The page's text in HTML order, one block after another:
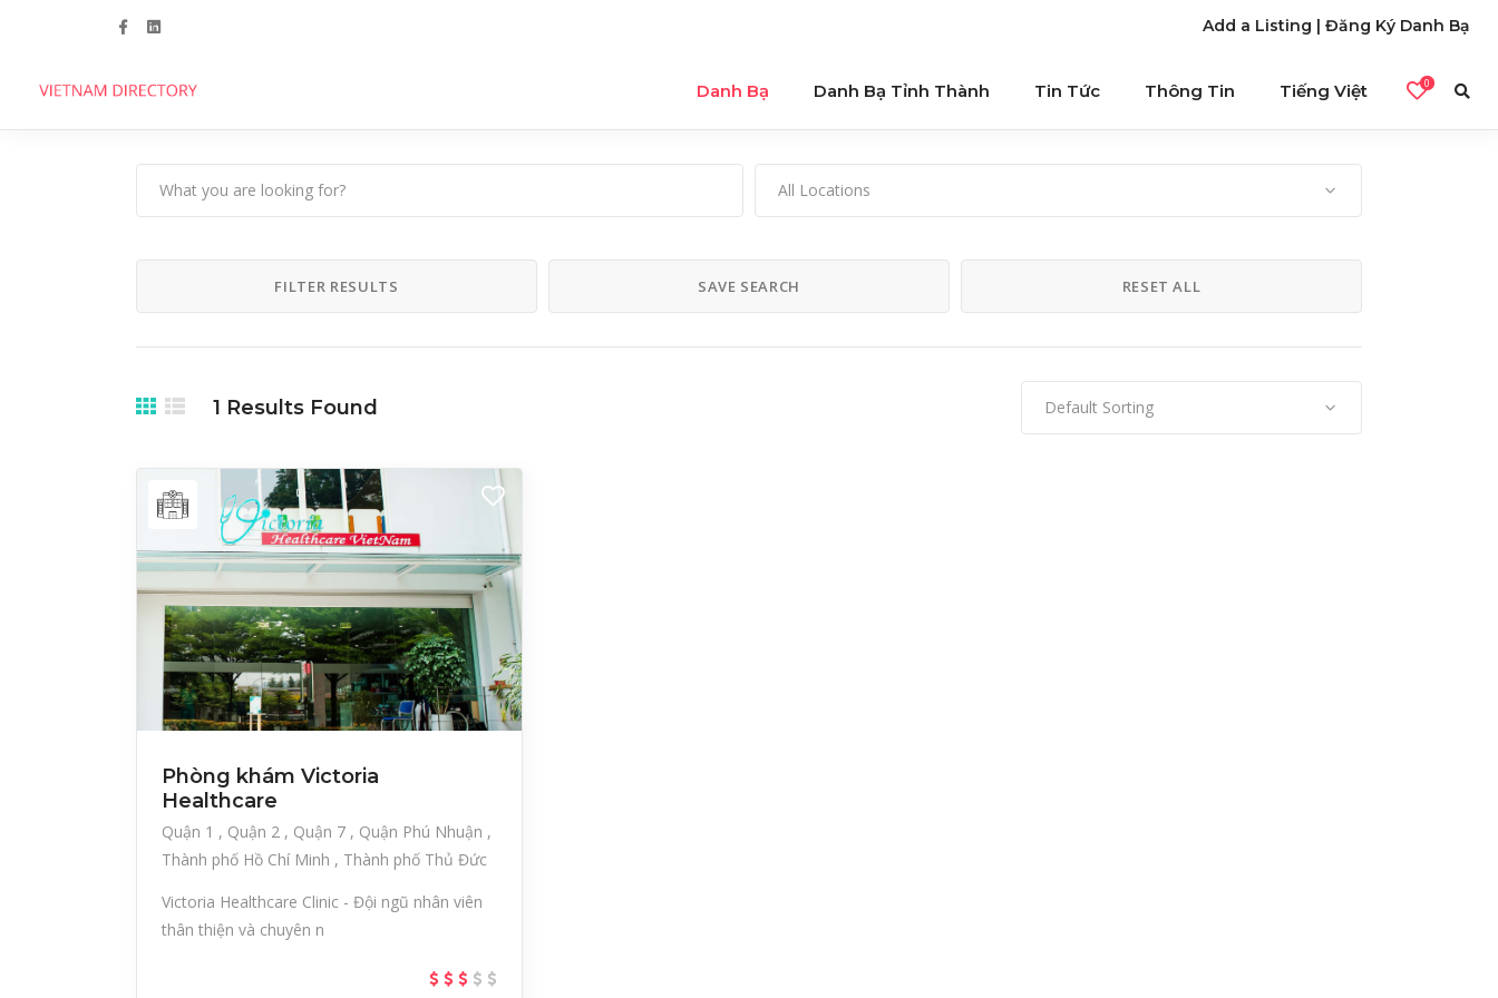
Add a Listing | Đăng Ký Danh Bạ
Danh Bạ Danh Bạ Tỉnh Thành Tin Tức Thông Tin Tiếng Việt 0
All Locations
FILTER RESULTS SAVE SEARCH RESET ALL
1 Results Found Default Sorting
Phòng khám Victoria
Healthcare
Quận 1 Quận 2 Quận 7
Quận Phú Nhuận
Thành phố Hồ Chí Minh
Thành phố Thủ Đức
Victoria Healthcare Clinic - Đội ngũ nhân viên
thân thiện và chuyên n